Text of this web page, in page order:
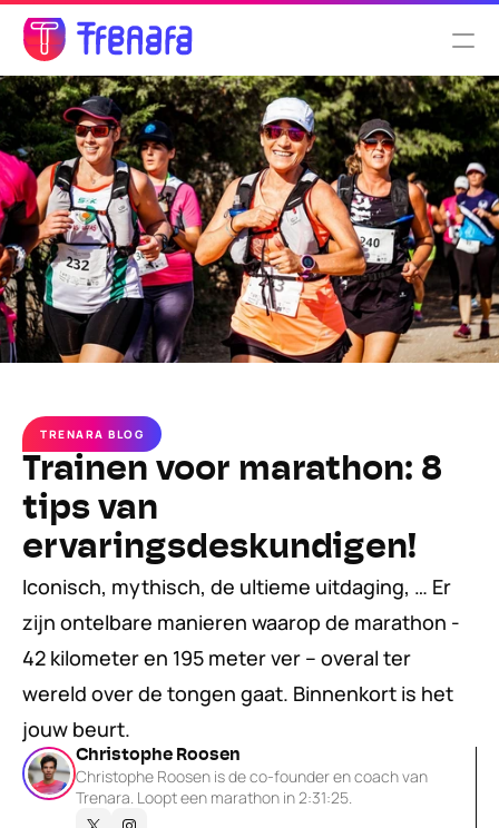
TRENARA BLOG
Trainen voor marathon: 8
tips van
ervaringsdeskundigen!
Iconisch, mythisch, de ultieme uitdaging, … Er
zijn ontelbare manieren waarop de marathon -
42 kilometer en 195 meter ver – overal ter
wereld over de tongen gaat. Binnenkort is het
jouw beurt.
Christophe Roosen
Christophe Roosen is de co-founder en coach van
Trenara. Loopt een marathon in 2:31:25.
Functionaliteiten
Over ons
Tarieven
Select Language
Nederlands